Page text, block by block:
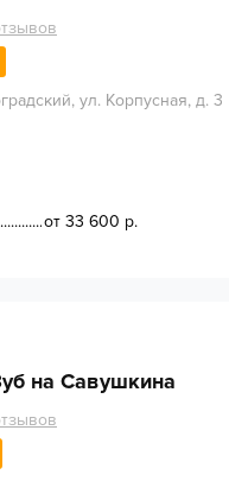
ул. Корпусная, д. 3
от 33 600 р.
на Савушкина